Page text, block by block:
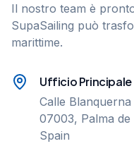
Il nostro team è
SupaSailing può
marittime.
Ufficio Principale
Calle Blanquerna
07003, Palma
Spain